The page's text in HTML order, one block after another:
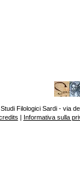
Filologici Sardi - via
| Informativa sulla